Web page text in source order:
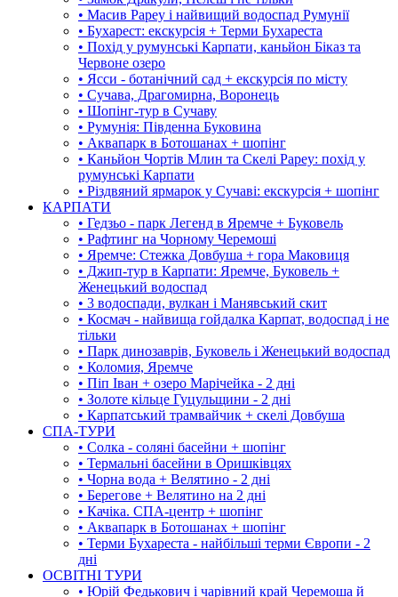
• Масив Рареу і найвищий водоспад Румунії
• Бухарест: екскурсія + Терми Бухареста
• Похід у румунські Карпати, каньйон Біказ та
Червоне озеро
• Ясси - ботанічний сад + екскурсія по місту
• Сучава, Драгомирна, Воронець
• Шопінг-тур в Сучаву
• Румунія: Південна Буковина
• Аквапарк в Ботошанах + шопінг
• Каньйон Чортів Млин та Скелі Рареу: похід у
румунські Карпати
• Різдвяний ярмарок у Сучаві: екскурсія + шопінг
КАРПАТИ
• Гедзьо - парк Легенд в Яремче + Буковель
• Рафтинг на Чорному Черемоші
• Яремче: Стежка Довбуша + гора Маковиця
• Джип-тур в Карпати: Яремче, Буковель +
Женецький водоспад
• 3 водоспади, вулкан і Манявський скит
• Космач - найвища гойдалка Карпат, водоспад і не
тільки
• Парк динозаврів, Буковель і Женецький водоспад
• Коломия, Яремче
• Піп Іван + озеро Марічейка - 2 дні
• Золоте кільце Гуцульщини - 2 дні
• Карпатський трамвайчик + скелі Довбуша
СПА-ТУРИ
• Солка - соляні басейни + шопінг
• Термальні басейни в Оришківцях
• Чорна вода + Велятино - 2 дні
• Берегове + Велятино на 2 дні
• Качіка. СПА-центр + шопінг
• Аквапарк в Ботошанах + шопінг
• Терми Бухареста - найбільші терми Європи - 2
дні
ОСВІТНІ ТУРИ
• Юрій Федькович і чарівний край Черемоша й